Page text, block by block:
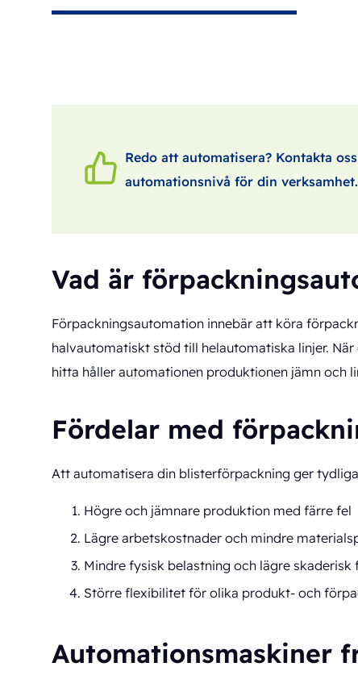
Redo att automatisera? Kontakta
automationsnivå för din verksamhet.
Vad är
Förpackningsautomation innebär att köra
halvautomatiskt stöd till helautomatiska linjer.
hitta håller automationen produktionen jämn och
Fördelar med
Att automatisera din blisterförpackning ger
Högre och jämnare produktion med färre fel
Lägre arbetskostnader och mindre
Mindre fysisk belastning och lägre skaderisk
Större flexibilitet för olika produkt- och
Automationsmaskiner